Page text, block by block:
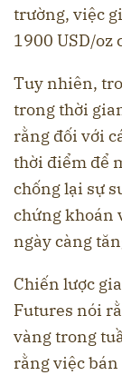
trường, việc
1900 USD/oz
Tuy nhiên,
trong thời
rằng đối với
thời điểm để
chống lại sự
chứng khoán
ngày càng
Chiến lược
Futures nói
vàng trong
rằng việc